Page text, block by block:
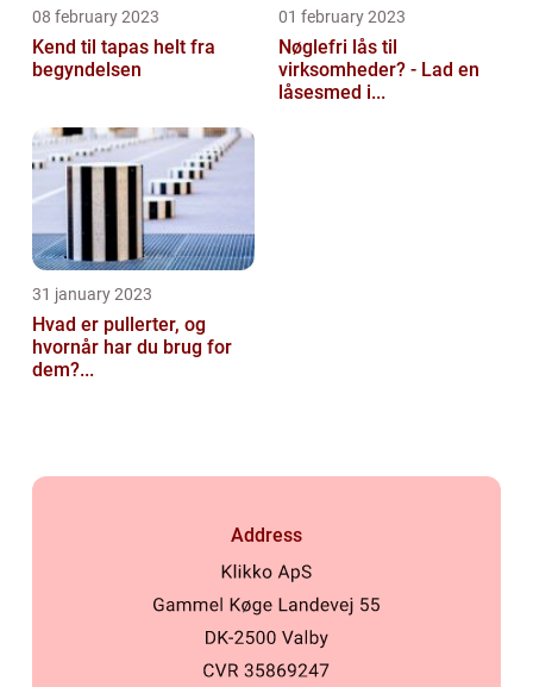
08 february 2023
Kend til tapas helt fra
begyndelsen
01 february 2023
Nøglefri lås til
virksomheder? - Lad en
låsesmed i...
31 january 2023
Hvad er pullerter, og
hvornår har du brug for
dem?...
Address